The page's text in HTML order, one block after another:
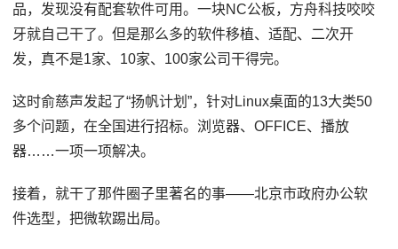
品，发现没有配套软件可用。一块NC公板，方舟科技咬咬
牙就自己干了。但是那么多的软件移植、适配、二次开
发，真不是1家、10家、100家公司干得完。
这时俞慈声发起了“扬帆计划”，针对Linux桌面的13大类50
多个问题，在全国进行招标。浏览器、OFFICE、播放
器……一项一项解决。
接着，就干了那件圈子里著名的事——北京市政府办公软
件选型，把微软踢出局。